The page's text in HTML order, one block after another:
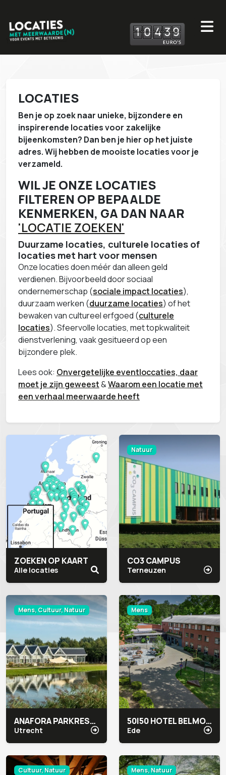
10 439
LOCATIES
Ben je op zoek naar unieke, bijzondere en
inspirerende locaties voor zakelijke
bijeenkomsten? Dan ben je hier op het juiste
adres. Wij hebben de mooiste locaties voor je
verzameld.
WIL JE ONZE LOCATIES
FILTEREN OP BEPAALDE
KENMERKEN, GA DAN NAAR
'LOCATIE ZOEKEN'
Duurzame locaties, culturele locaties of
locaties met hart voor mensen
Onze locaties doen méér dan alleen geld
verdienen. Bijvoorbeeld door sociaal
ondernemerschap (sociale impact locaties),
duurzaam werken (duurzame locaties) of het
bewaken van cultureel erfgoed (culturele
locaties). Sfeervolle locaties, met topkwaliteit
dienstverlening, vaak gesitueerd op een
bijzondere plek.
Lees ook: Onvergetelijke eventloccaties, daar
moet je zijn geweest&Waarom een locatie met
een verhaal meerwaarde heeft
ZOEKEN OP KAART
Alle locaties
Natuur
CO3 CAMPUS
Terneuzen
Mens, Cultuur, Natuur
ANAFORA PARKRESTAURANT & EVENTS
Utrecht
Mens
50|50 HOTEL BELMONT
Ede
Cultuur, Natuur Mens, Natuur